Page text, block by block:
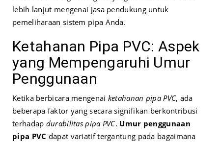
lebih lanjut mengenai jasa pendukung untuk
pemeliharaan sistem pipa Anda.
Ketahanan Pipa PVC: Aspek
yang Mempengaruhi Umur
Penggunaan
Ketika berbicara mengenai ketahanan pipa PVC, ada
beberapa faktor yang secara signifikan berkontribusi
terhadap durabilitas pipa PVC. Umur penggunaan
pipa PVC dapat variatif tergantung pada bagaimana